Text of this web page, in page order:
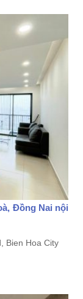
Đồng Nai nội
Bien Hoa City